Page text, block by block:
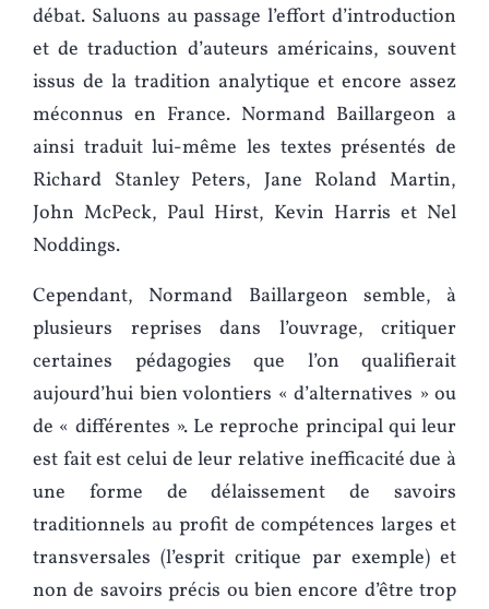
débat. Saluons au passage l’effort d’introduction
et de traduction d’auteurs américains, souvent
issus de la tradition analytique et encore assez
méconnus en France. Normand Baillargeon a
ainsi traduit lui-même les textes présentés de
Richard Stanley Peters, Jane Roland Martin,
John McPeck, Paul Hirst, Kevin Harris et Nel
Noddings.
Cependant, Normand Baillargeon semble, à
plusieurs reprises dans l’ouvrage, critiquer
certaines pédagogies que l’on qualifierait
aujourd’hui bien volontiers « d’alternatives » ou
de « différentes ». Le reproche principal qui leur
est fait est celui de leur relative inefficacité due à
une forme de délaissement de savoirs
traditionnels au profit de compétences larges et
transversales (l’esprit critique par exemple) et
non de savoirs précis ou bien encore d’être trop